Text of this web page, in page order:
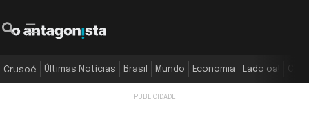
Crusoé Últimas Notícias Brasil Mundo Economia Lado oa!